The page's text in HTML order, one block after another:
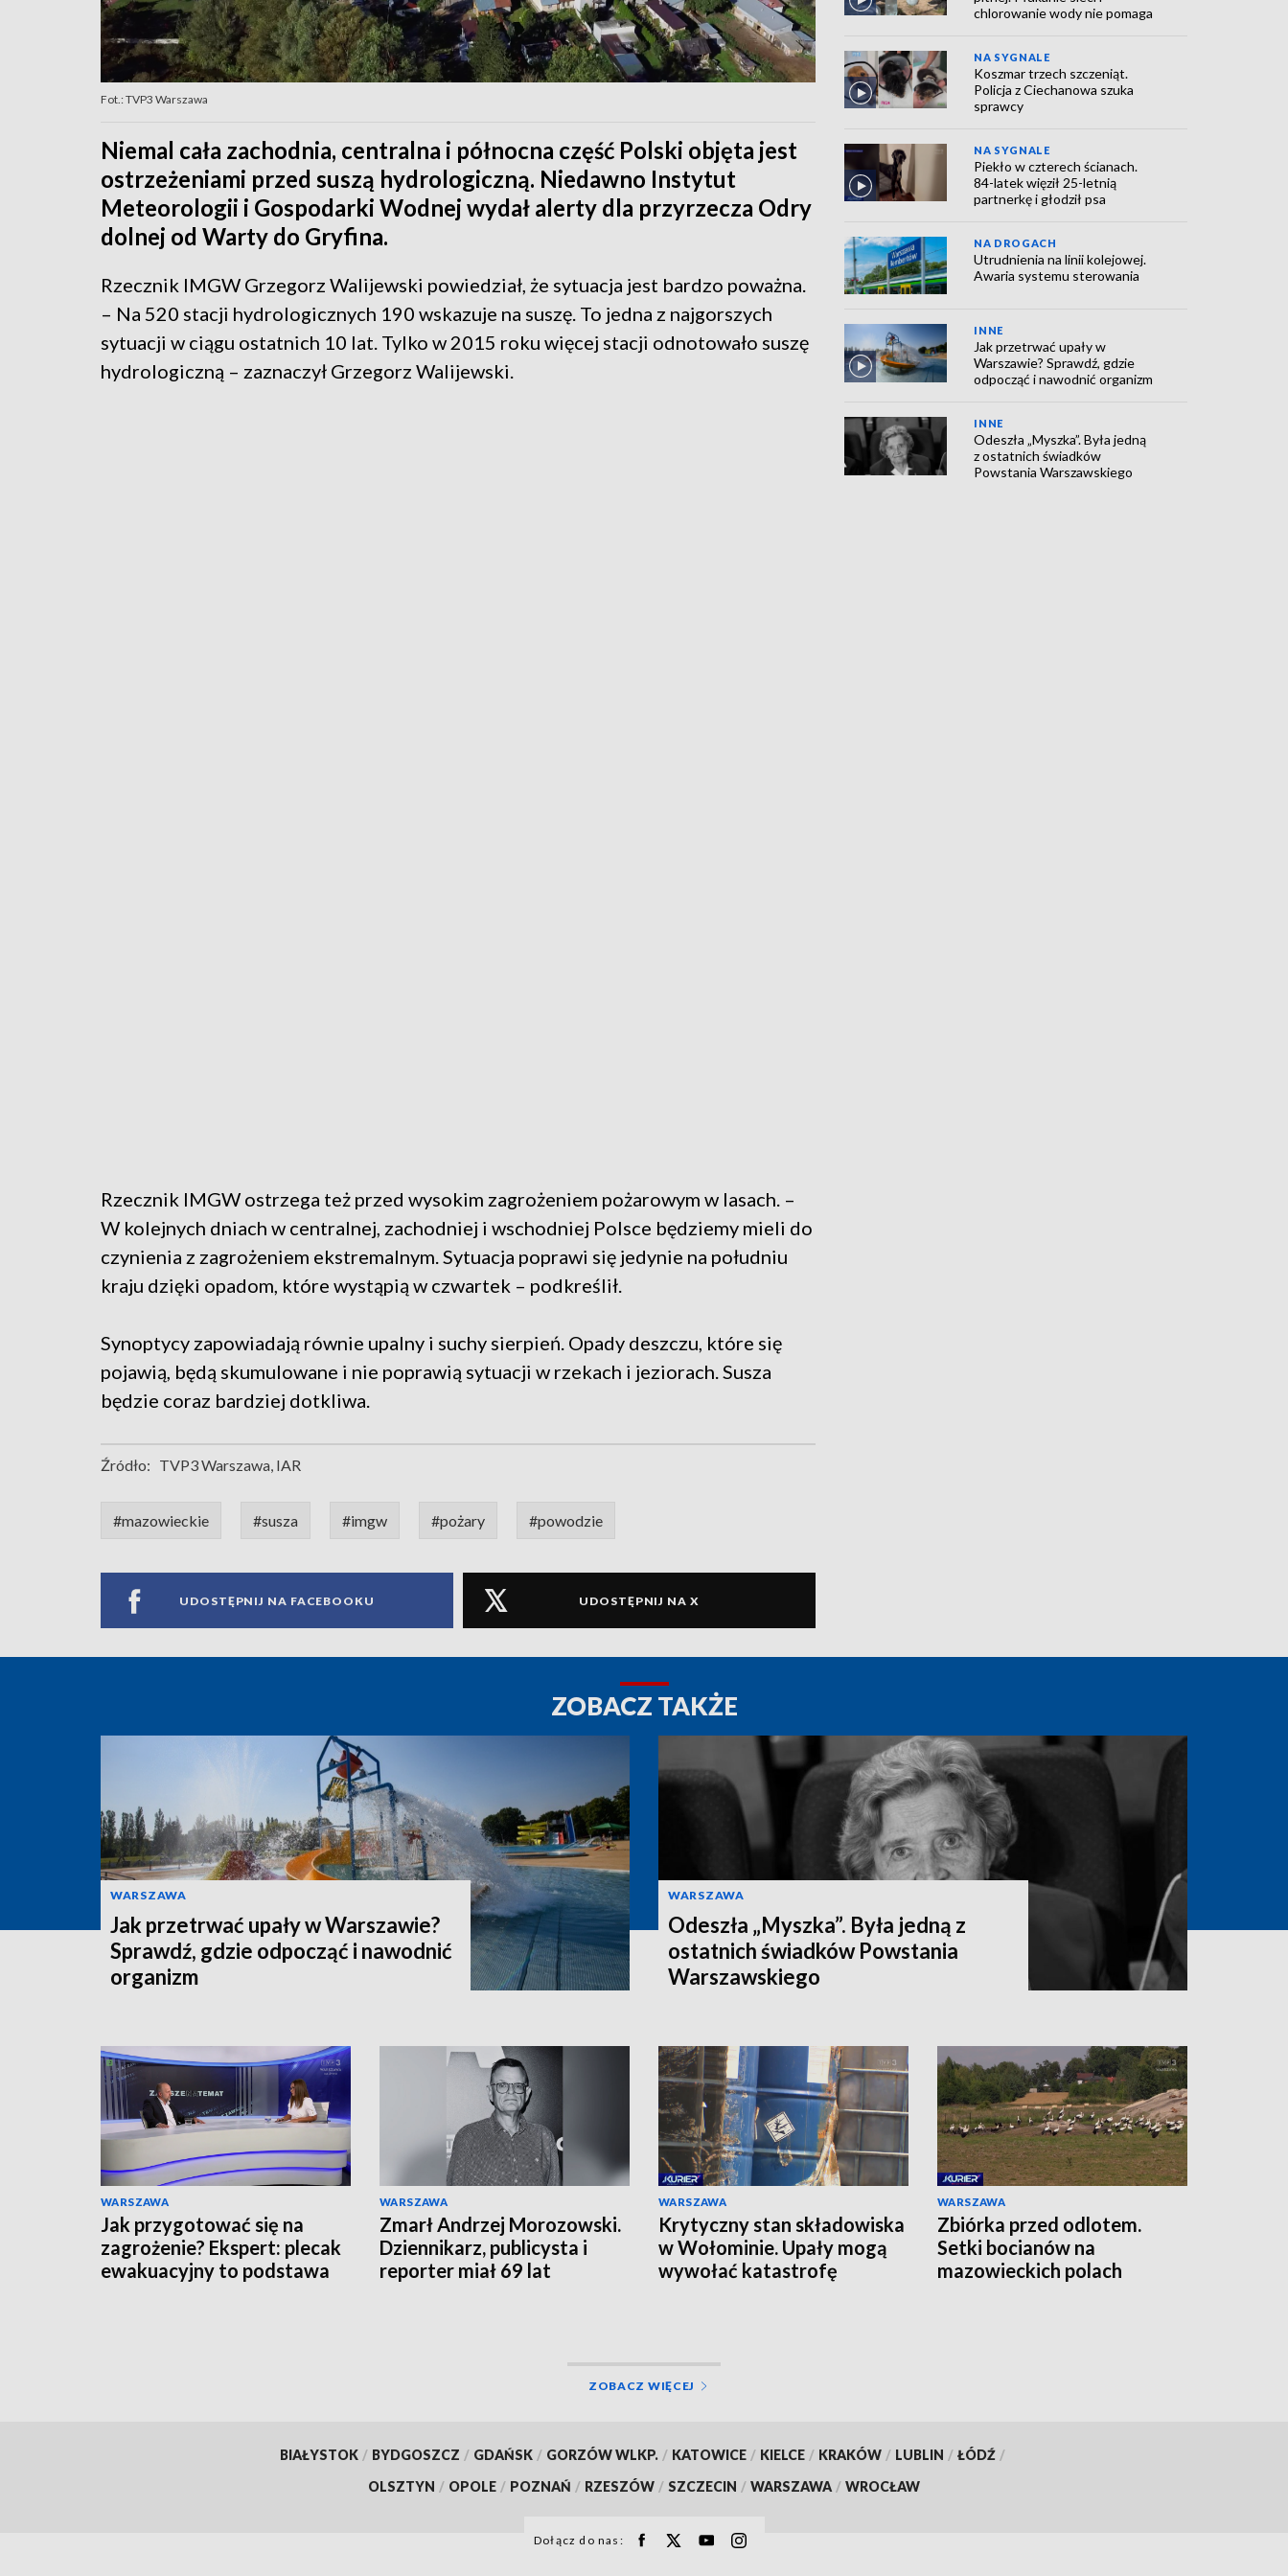
Fot.: TVP3 Warszawa
Niemal cała zachodnia, centralna i północna część Polski objęta jest
ostrzeżeniami przed suszą hydrologiczną. Niedawno Instytut
Meteorologii i Gospodarki Wodnej wydał alerty dla przyrzecza Odry
dolnej od Warty do Gryfina.
Rzecznik IMGW Grzegorz Walijewski powiedział, że sytuacja jest bardzo poważna.
– Na 520 stacji hydrologicznych 190 wskazuje na suszę. To jedna z najgorszych
sytuacji w ciągu ostatnich 10 lat. Tylko w 2015 roku więcej stacji odnotowało suszę
hydrologiczną – zaznaczył Grzegorz Walijewski.
Rzecznik IMGW ostrzega też przed wysokim zagrożeniem pożarowym w lasach. –
W kolejnych dniach w centralnej, zachodniej i wschodniej Polsce będziemy mieli do
czynienia z zagrożeniem ekstremalnym. Sytuacja poprawi się jedynie na południu
kraju dzięki opadom, które wystąpią w czwartek – podkreślił.
Synoptycy zapowiadają równie upalny i suchy sierpień. Opady deszczu, które się
pojawią, będą skumulowane i nie poprawią sytuacji w rzekach i jeziorach. Susza
będzie coraz bardziej dotkliwa.
Źródło: TVP3 Warszawa, IAR
#mazowieckie #susza #imgw #pożary #powodzie
UDOSTĘPNIJ NA FACEBOOKU UDOSTĘPNIJ NA X
chlorowanie wody nie pomaga
NA SYGNALE
Koszmar trzech szczeniąt.
Policja z Ciechanowa szuka
sprawcy
NA SYGNALE
Piekło w czterech ścianach.
84-latek więził 25-letnią
partnerkę i głodził psa
NA DROGACH
Utrudnienia na linii kolejowej.
Awaria systemu sterowania
INNE
Jak przetrwać upały w
Warszawie? Sprawdź, gdzie
odpocząć i nawodnić organizm
INNE
Odeszła „Myszka”. Była jedną
z ostatnich świadków
Powstania Warszawskiego
ZOBACZ TAKŻE
WARSZAWA
Jak przetrwać upały w Warszawie?
Sprawdź, gdzie odpocząć i nawodnić
organizm
WARSZAWA
Odeszła „Myszka”. Była jedną z
ostatnich świadków Powstania
Warszawskiego
WARSZAWA
Jak przygotować się na
zagrożenie? Ekspert: plecak
ewakuacyjny to podstawa
WARSZAWA
Zmarł Andrzej Morozowski.
Dziennikarz, publicysta i
reporter miał 69 lat
WARSZAWA
Krytyczny stan składowiska
w Wołominie. Upały mogą
wywołać katastrofę
WARSZAWA
Zbiórka przed odlotem.
Setki bocianów na
mazowieckich polach
ZOBACZ WIĘCEJ
BIAŁYSTOK / BYDGOSZCZ / GDAŃSK / GORZÓW WLKP. / KATOWICE / KIELCE / KRAKÓW / LUBLIN / ŁÓDŹ /
OLSZTYN / OPOLE / POZNAŃ / RZESZÓW / SZCZECIN / WARSZAWA / WROCŁAW
Dołącz do nas: